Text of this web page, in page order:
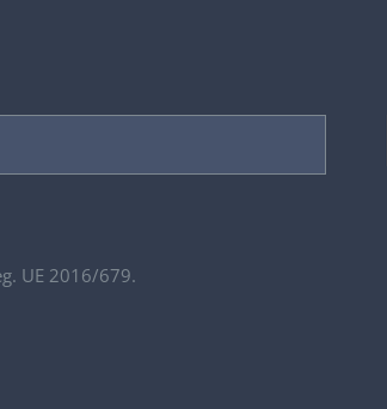
UE 2016/679.